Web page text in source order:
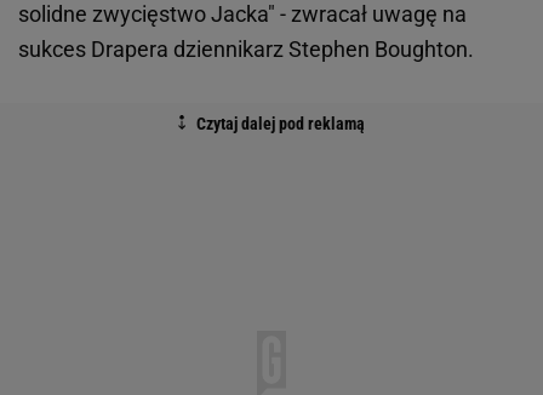
solidne zwycięstwo Jacka" - zwracał uwagę na
sukces Drapera dziennikarz Stephen Boughton.